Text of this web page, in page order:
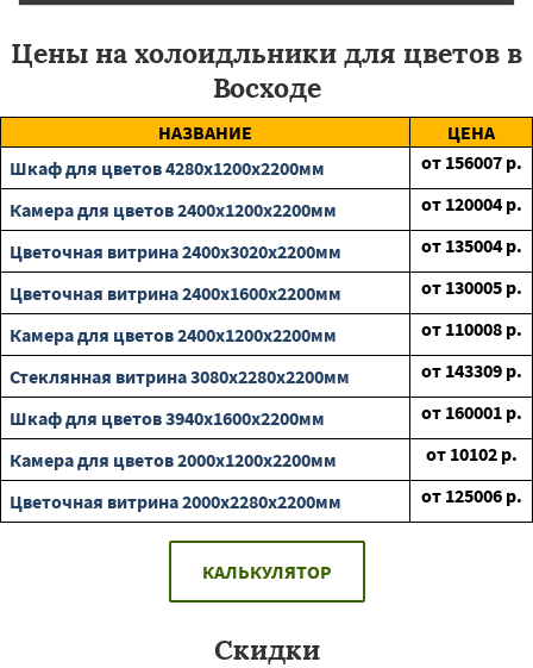
Цены на холоидльники для цветов в
Восходе
НАЗВАНИЕ
ЦЕНА
Шкаф для цветов 4280х1200х2200мм
от 156007 р.
Камера для цветов 2400х1200х2200мм
от 120004 р.
Цветочная витрина 2400х3020х2200мм
от 135004 р.
Цветочная витрина 2400х1600х2200мм
от 130005 р.
Камера для цветов 2400х1200х2200мм
от 110008 р.
Стеклянная витрина 3080х2280х2200мм
от 143309 р.
Шкаф для цветов 3940х1600х2200мм
от 160001 р.
Камера для цветов 2000х1200х2200мм
от 10102 р.
Цветочная витрина 2000х2280х2200мм
от 125006 р.
КАЛЬКУЛЯТОР
Скидки